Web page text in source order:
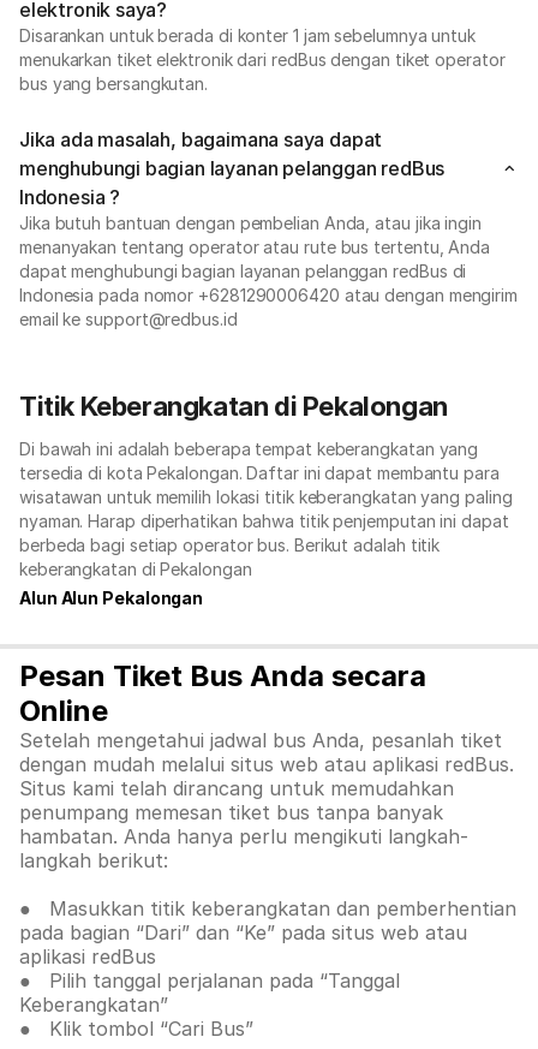
elektronik saya?
Disarankan untuk berada di konter 1 jam sebelumnya untuk
menukarkan tiket elektronik dari redBus dengan tiket operator
bus yang bersangkutan.
Jika ada masalah, bagaimana saya dapat
menghubungi bagian layanan pelanggan redBus
Indonesia ?
Jika butuh bantuan dengan pembelian Anda, atau jika ingin
menanyakan tentang operator atau rute bus tertentu, Anda
dapat menghubungi bagian layanan pelanggan redBus di
Indonesia pada nomor +6281290006420 atau dengan mengirim
email ke support@redbus.id
Titik Keberangkatan di Pekalongan
Di bawah ini adalah beberapa tempat keberangkatan yang
tersedia di kota Pekalongan. Daftar ini dapat membantu para
wisatawan untuk memilih lokasi titik keberangkatan yang paling
nyaman. Harap diperhatikan bahwa titik penjemputan ini dapat
berbeda bagi setiap operator bus. Berikut adalah titik
keberangkatan di Pekalongan
Alun Alun Pekalongan
Pesan Tiket Bus Anda secara
Online
Setelah mengetahui jadwal bus Anda, pesanlah tiket
dengan mudah melalui situs web atau aplikasi redBus.
Situs kami telah dirancang untuk memudahkan
penumpang memesan tiket bus tanpa banyak
hambatan. Anda hanya perlu mengikuti langkah-
langkah berikut:
● Masukkan titik keberangkatan dan pemberhentian
pada bagian “Dari” dan “Ke” pada situs web atau
aplikasi redBus
● Pilih tanggal perjalanan pada “Tanggal
Keberangkatan”
● Klik tombol “Cari Bus”